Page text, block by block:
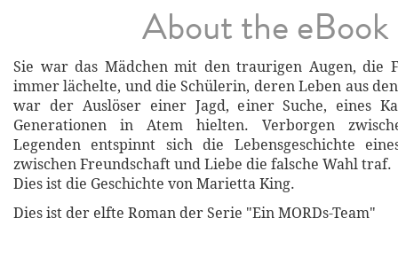
About the eBook
Sie war das Mädchen mit den traurigen Augen, die
immer lächelte, und die Schülerin, deren Leben aus
war der Auslöser einer Jagd, einer Suche, eines
Generationen in Atem hielten. Verborgen
Legenden entspinnt sich die Lebensgeschichte
zwischen Freundschaft und Liebe die falsche Wahl traf.
Dies ist die Geschichte von Marietta King.
Dies ist der elfte Roman der Serie "Ein MORDs-Team"